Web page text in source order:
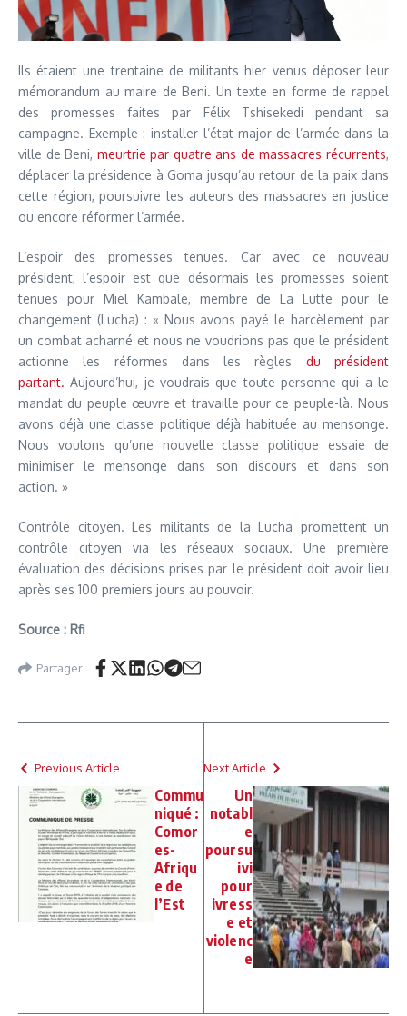
Ils étaient une trentaine de militants hier venus déposer leur
mémorandum au maire de Beni. Un texte en forme de rappel
des promesses faites par Félix Tshisekedi pendant sa
campagne. Exemple : installer l’état-major de l’armée dans la
ville de Beni, meurtrie par quatre ans de massacres récurrents,
déplacer la présidence à Goma jusqu’au retour de la paix dans
cette région, poursuivre les auteurs des massacres en justice
ou encore réformer l’armée.
L’espoir des promesses tenues. Car avec ce nouveau
président, l’espoir est que désormais les promesses soient
tenues pour Miel Kambale, membre de La Lutte pour le
changement (Lucha) : « Nous avons payé le harcèlement par
un combat acharné et nous ne voudrions pas que le président
actionne les réformes dans les règles du président
partant.Aujourd’hui, je voudrais que toute personne qui a le
mandat du peuple œuvre et travaille pour ce peuple-là. Nous
avons déjà une classe politique déjà habituée au mensonge.
Nous voulons qu’une nouvelle classe politique essaie de
minimiser le mensonge dans son discours et dans son
action. »
Contrôle citoyen. Les militants de la Lucha promettent un
contrôle citoyen via les réseaux sociaux. Une première
évaluation des décisions prises par le président doit avoir lieu
après ses 100 premiers jours au pouvoir.
Source : Rfi
Partager
Previous Article
Commu
niqué :
Comor
es-
Afriqu
e de
l’Est
Next Article
Un
notabl
e
poursu
ivi
pour
ivress
e et
violenc
e